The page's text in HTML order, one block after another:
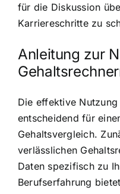
für die Diskussion
Karriereschritte zu
Anleitung zur
Die effektive
entscheidend für
Gehaltsvergleich.
verlässlichen
Daten spezifisch zu
Berufserfahrung